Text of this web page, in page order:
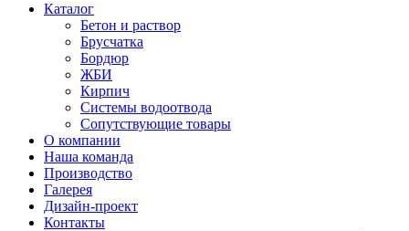
Каталог
Бетон и раствор
Брусчатка
Бордюр
ЖБИ
Кирпич
Системы водоотвода
Сопутствующие товары
О компании
Наша команда
Производство
Галерея
Дизайн-проект
Контакты